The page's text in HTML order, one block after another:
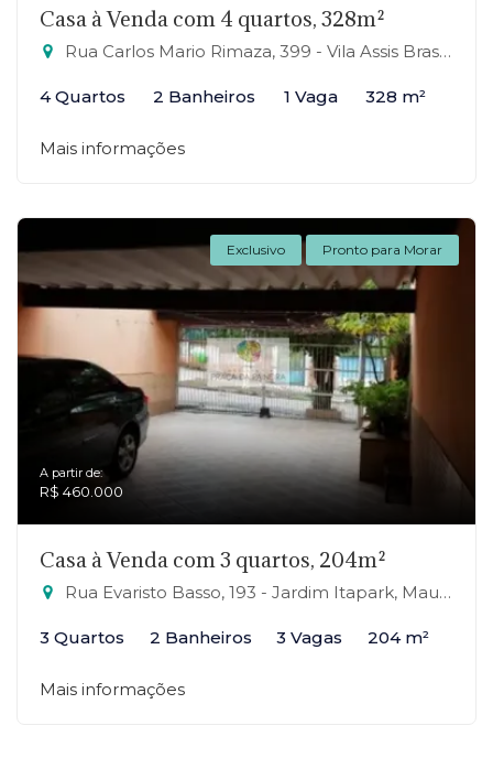
Casa à Venda com 4 quartos, 328m²
Rua Carlos Mario Rimaza, 399 - Vila Assis Brasil, Mauá-SP
4 Quartos 2 Banheiros 1 Vaga 328 m²
Mais informações
Exclusivo Pronto para Morar
A partir de:
R$ 460.000
Casa à Venda com 3 quartos, 204m²
Rua Evaristo Basso, 193 - Jardim Itapark, Mauá-SP
3 Quartos 2 Banheiros 3 Vagas 204 m²
Mais informações